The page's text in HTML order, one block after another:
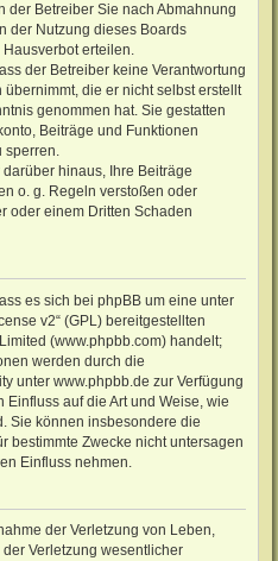
der Betreiber Sie nach Abmahnung
der Nutzung dieses Boards
erteilen.
der Betreiber keine Verantwortung
die er nicht selbst erstellt
genommen hat. Sie gestatten
Beiträge und Funktionen
sperren.
hinaus, Ihre Beiträge
o. g. Regeln verstoßen oder
oder einem Dritten Schaden
es sich bei phpBB um eine unter
v2“ (GPL) bereitgestellten
(www.phpbb.com) handelt;
werden durch die
unter www.phpbb.de zur Verfügung
auf die Art und Weise, wie
Sie können insbesondere die
bestimmte Zwecke nicht untersagen
Einfluss nehmen.
der Verletzung von Leben,
Verletzung wesentlicher